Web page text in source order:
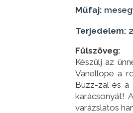
Műfaj:
Terjedelem:
Fülszöveg:
Készülj az
Vanellope a
Buzz-zal és
karácsonyát!
varázslatos